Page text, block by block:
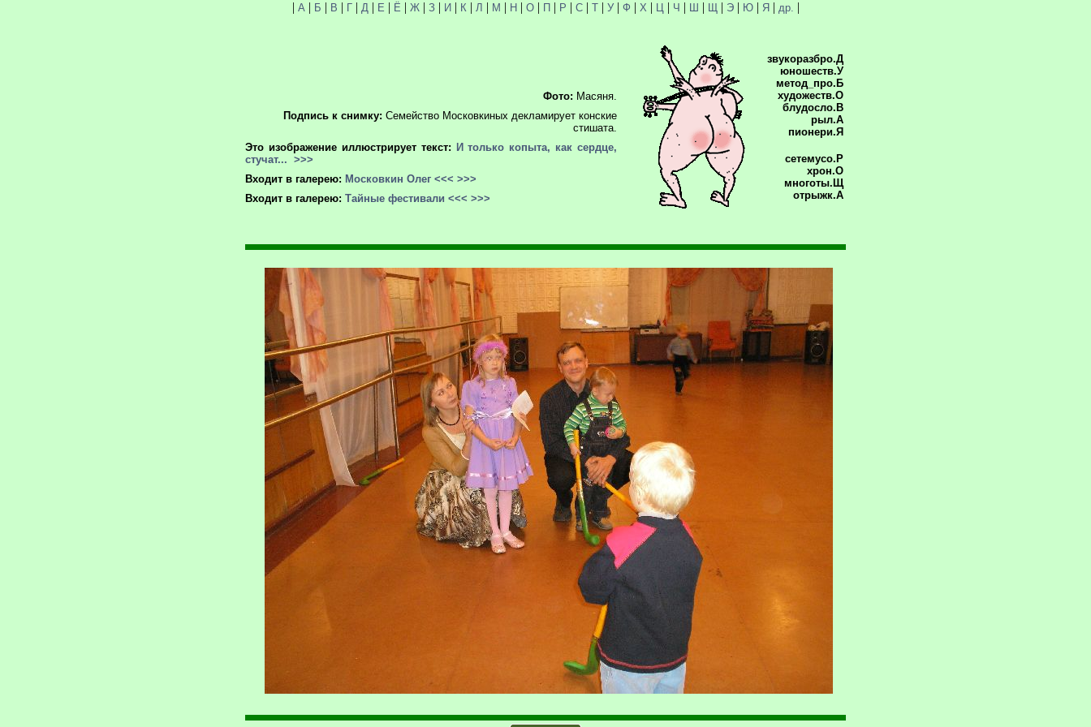
| А | Б | В | Г| Д | Е | Ё | Ж| З| И| К | Л | М | Н| О| П| Р | С| Т| У| Ф | Х | Ц | Ч | Ш | Щ | Э| Ю| Я| др. |
Фото: Масяня.
Подпись к снимку: Семейство Московкиных декламирует конские
стишата.
Это изображение иллюстрирует текст: И только копыта, как сердце,
стучат... >>>
Входит в галерею: Московкин Олег <<< >>>
Входит в галерею: Тайные фестивали <<< >>>
звукоразбро.Д
юношеств.У
метод_про.Б
художеств.О
блудосло.В
рыл.А
пионери.Я
сетемусо.Р
хрон.О
многоты.Щ
отрыжк.А